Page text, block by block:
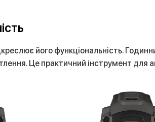
його функціональність.
Це практичний інструмент для